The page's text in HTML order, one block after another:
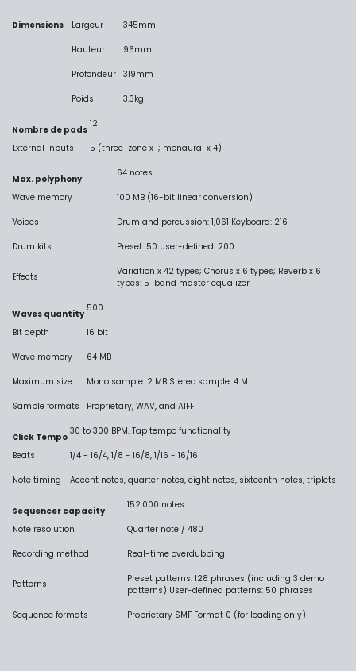
Dimensions Largeur 345mm
Hauteur 96mm
Profondeur 319mm
Poids 3.3kg
Nombre de pads
12
External inputs 5 (three-zone x 1; monaural x 4)
Max. polyphony
64 notes
Wave memory 100 MB (16-bit linear conversion)
Voices Drum and percussion: 1,061 Keyboard: 216
Drum kits Preset: 50 User-defined: 200
Effects
Variation x 42 types; Chorus x 6 types; Reverb x 6
types: 5-band master equalizer
Waves quantity
500
Bit depth 16 bit
Wave memory 64 MB
Maximum size Mono sample: 2 MB Stereo sample: 4 M
Sample formats Proprietary, WAV, and AIFF
Click Tempo
30 to 300 BPM. Tap tempo functionality
Beats 1/4 - 16/4, 1/8 - 16/8, 1/16 - 16/16
Note timing Accent notes, quarter notes, eight notes, sixteenth notes, triplets
Sequencer capacity
152,000 notes
Note resolution Quarter note / 480
Recording method Real-time overdubbing
Patterns
Preset patterns: 128 phrases (including 3 demo
patterns) User-defined patterns: 50 phrases
Sequence formats Proprietary SMF Format 0 (for loading only)